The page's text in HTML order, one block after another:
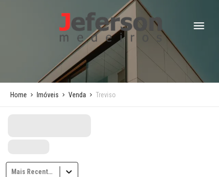
Home Imóveis Venda Treviso
Mais Recentes